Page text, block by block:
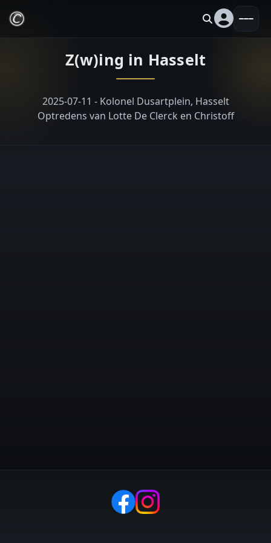
Z(w)ing in Hasselt
2025-07-11 - Kolonel Dusartplein, Hasselt
Optredens van Lotte De Clerck en Christoff